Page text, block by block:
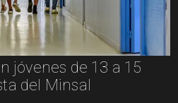
jóvenes de 13 a 15
del Minsal